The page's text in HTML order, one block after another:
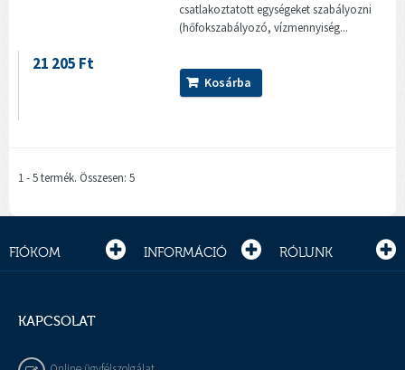
csatlakoztatott egységeket szabályozni
(hőfokszabályozó, vízmennyiség...
21 205 Ft
Kosárba
1 - 5 termék. Összesen: 5
FIÓKOM INFORMÁCIÓ RÓLUNK
KAPCSOLAT